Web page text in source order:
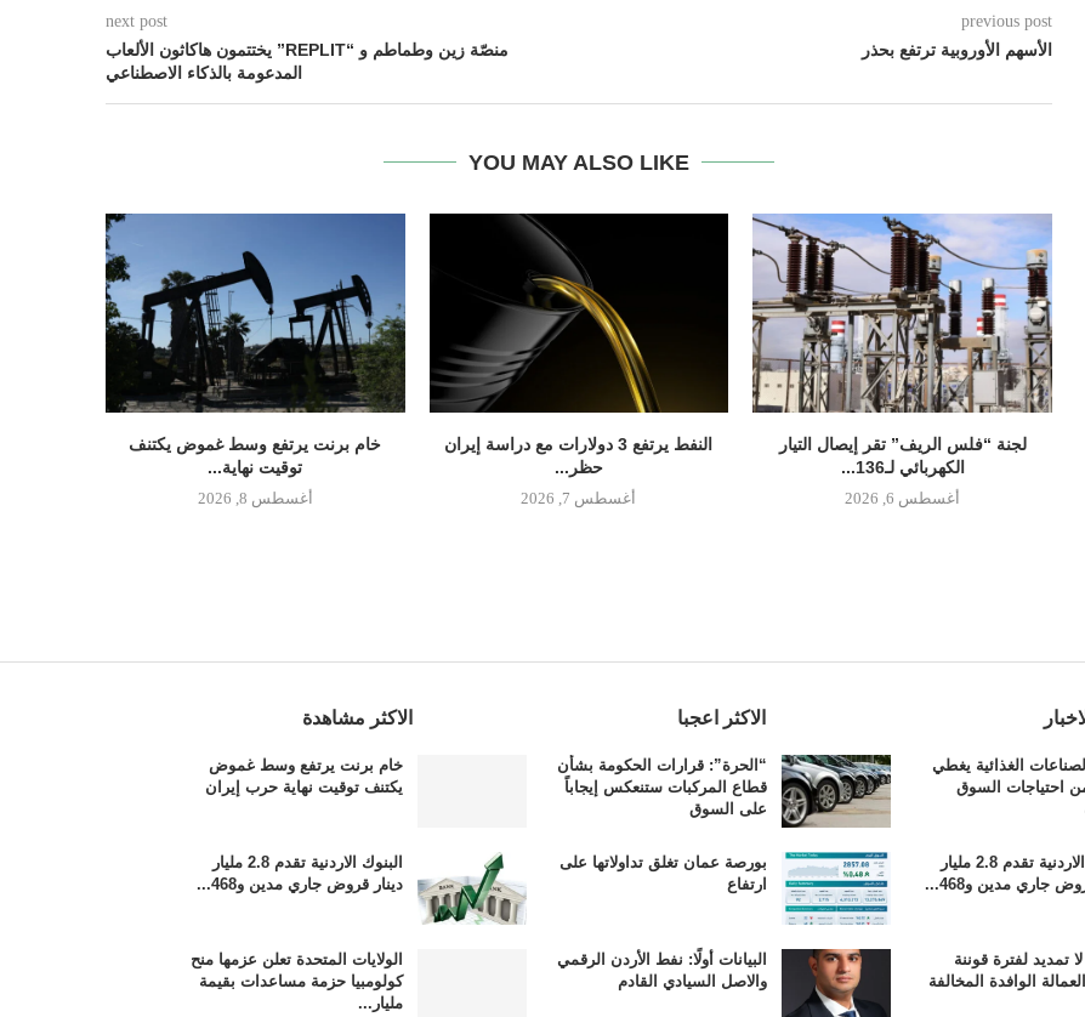
previous post
الأسهم الأوروبية ترتفع بحذر
next post
منصّة زين وطماطم و “REPLIT” يختتمون هاكاثون الألعاب
المدعومة بالذكاء الاصطناعي
YOU MAY ALSO LIKE
خام برنت يرتفع وسط غموض يكتنف
توقيت نهاية...
أغسطس 8, 2026
النفط يرتفع 3 دولارات مع دراسة إيران
حظر...
أغسطس 7, 2026
لجنة “فلس الريف” تقر إيصال التيار
الكهربائي لـ136...
أغسطس 6, 2026
الغذائية يغطي
من احتياجات السوق
البنوك الاردنية تقدم 2.8 مليار
جاري مدين و468...
تمديد لفترة قوننة
الوافدة المخالفة
الاكثر اعجبا
“الحرة”: قرارات الحكومة بشأن
قطاع المركبات ستنعكس إيجاباً
على السوق
بورصة عمان تغلق تداولاتها على
ارتفاع
البيانات أولًا: نفط الأردن الرقمي
والاصل السيادي القادم
الاكثر مشاهدة
خام برنت يرتفع وسط غموض
يكتنف توقيت نهاية حرب إيران
البنوك الاردنية تقدم 2.8 مليار
دينار قروض جاري مدين و468...
الولايات المتحدة تعلن عزمها منح
كولومبيا حزمة مساعدات بقيمة
مليار...